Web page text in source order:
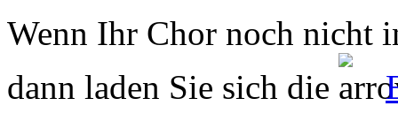
Wenn Ihr Chor noch nicht
dann laden Sie sich die